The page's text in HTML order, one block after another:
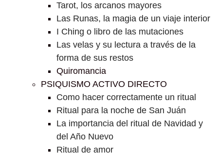
Tarot, los arcanos mayores
Las Runas, la magia de un viaje interior
I Ching o libro de las mutaciones
Las velas y su lectura a través de la
forma de sus restos
Quiromancia
PSIQUISMO ACTIVO DIRECTO
Como hacer correctamente un ritual
Ritual para la noche de San Juán
La importancia del ritual de Navidad y
del Año Nuevo
Ritual de amor